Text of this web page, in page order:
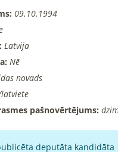
09.10.1994
Latvija
Nē
novads
pašnovērtējums:
deputāta kandidāta